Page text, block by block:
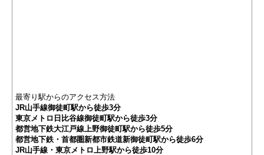
最寄り駅からのアクセス方法
JR山手線御徒町駅から徒歩3分
東京メトロ日比谷線御徒町駅から徒歩3分
都営地下鉄大江戸線上野御徒町駅から徒歩5分
都営地下鉄・首都圏新都市鉄道新御徒町駅から徒歩6分
JR山手線・東京メトロ上野駅から徒歩10分